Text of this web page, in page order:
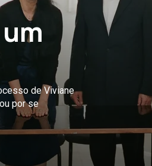
de Viviane
por se